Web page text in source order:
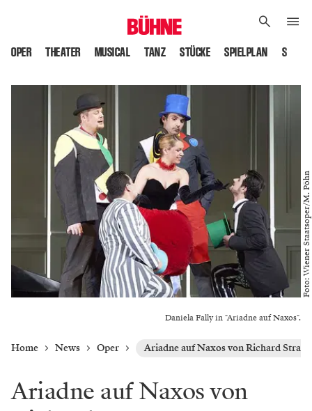
OPER THEATER MUSICAL TANZ STÜCKE SPIELPLAN
Daniela Fally in "Ariadne auf Naxos".
Foto: Wiener Staatsoper/M. Pöhn
Home News Oper Ariadne auf Naxos von Richard
Ariadne auf Naxos von